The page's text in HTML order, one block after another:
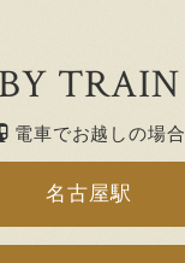
BY TRAIN
電車でお越しの場合
名古屋駅